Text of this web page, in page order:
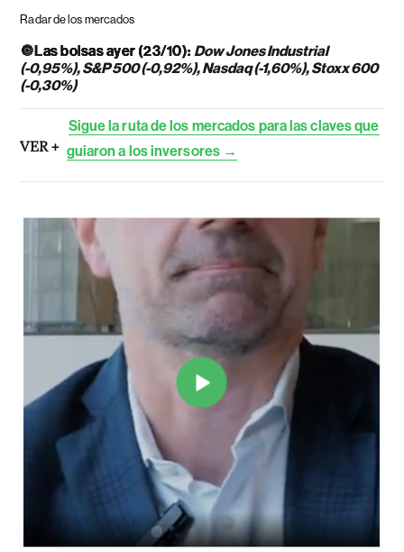
Radar de los mercados
🔘Las bolsas ayer (23/10): Dow Jones Industrial
(-0,95%), S&P 500 (-0,92%), Nasdaq (-1,60%), Stoxx 600
(-0,30%)
VER +
Sigue la ruta de los mercados para las claves que
guiaron a los inversores →